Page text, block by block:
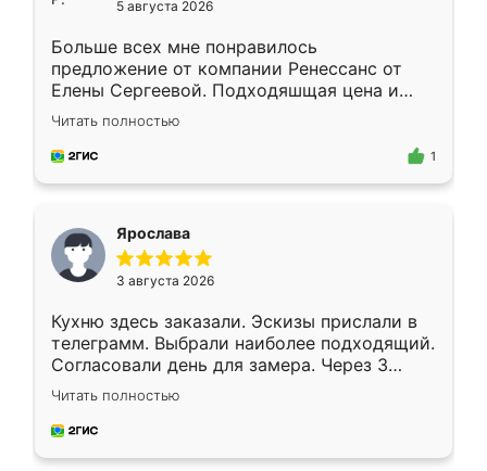
5 августа 2026
Больше всех мне понравилось
предложение от компании Ренессанс от
Елены Сергеевой. Подходяшщая цена и
короткие сроки изготовления. Приехавший
для замера сотрудник Владислав
предложил по моему эскизу самый
Читать полностью
1
Ярослава
3 августа 2026
Кухню здесь заказали. Эскизы прислали в
телеграмм. Выбрали наиболее подходящий.
Согласовали день для замера. Через 3
недели кухня была уже готова. Остались
довольны работой. Спасибо Ренессанс
мебель за качественную работу!
Читать полностью